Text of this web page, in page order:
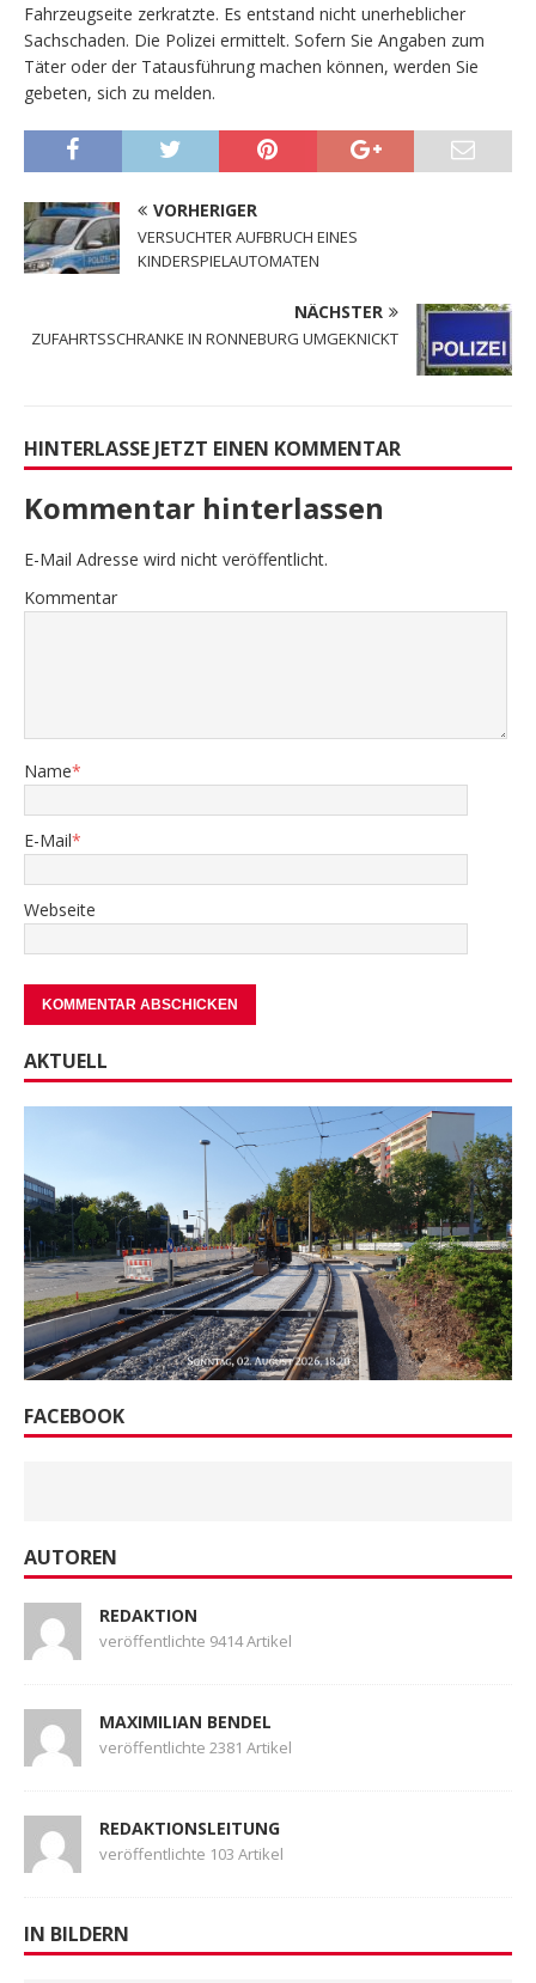
Fahrzeugseite zerkratzte. Es entstand nicht unerheblicher
Sachschaden. Die Polizei ermittelt. Sofern Sie Angaben zum
Täter oder der Tatausführung machen können, werden Sie
gebeten, sich zu melden.
VORHERIGER
VERSUCHTER AUFBRUCH EINES
KINDERSPIELAUTOMATEN
NÄCHSTER
ZUFAHRTSSCHRANKE IN RONNEBURG UMGEKNICKT
HINTERLASSE JETZT EINEN KOMMENTAR
Kommentar hinterlassen
E-Mail Adresse wird nicht veröffentlicht.
Kommentar
Name*
E-Mail*
Webseite
AKTUELL
FACEBOOK
AUTOREN
REDAKTION
veröffentlichte 9414 Artikel
MAXIMILIAN BENDEL
veröffentlichte 2381 Artikel
REDAKTIONSLEITUNG
veröffentlichte 103 Artikel
IN BILDERN